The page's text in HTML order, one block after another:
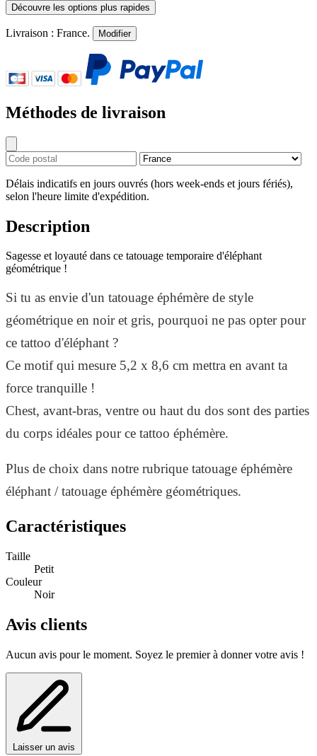
Découvre les options plus rapides
Livraison : France. Modifier
Méthodes de livraison
Délais indicatifs en jours ouvrés (hors week-ends et jours fériés),
selon l'heure limite d'expédition.
Description
Sagesse et loyauté dans ce tatouage temporaire d'éléphant
géométrique !
Si tu as envie d'un tatouage éphémère de style
géométrique en noir et gris, pourquoi ne pas opter pour
ce tattoo d'éléphant ?
Ce motif qui mesure 5,2 x 8,6 cm mettra en avant ta
force tranquille !
Chest, avant-bras, ventre ou haut du dos sont des parties
du corps idéales pour ce tattoo éphémère.
Plus de choix dans notre rubrique tatouage éphémère
éléphant / tatouage éphémère géométriques.
Caractéristiques
Taille
Petit
Couleur
Noir
Avis clients
Aucun avis pour le moment. Soyez le premier à donner votre avis !
Laisser un avis